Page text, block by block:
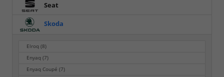
Seat
Skoda
Elroq(8)
Enyaq(7)
Enyaq Coupé(7)